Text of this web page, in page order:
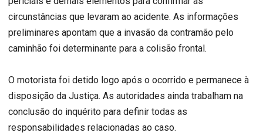
circunstâncias que levaram ao acidente. As informações
preliminares apontam que a invasão da contramão pelo
caminhão foi determinante para a colisão frontal.
O motorista foi detido logo após o ocorrido e permanece à
disposição da Justiça. As autoridades ainda trabalham na
conclusão do inquérito para definir todas as
responsabilidades relacionadas ao caso.